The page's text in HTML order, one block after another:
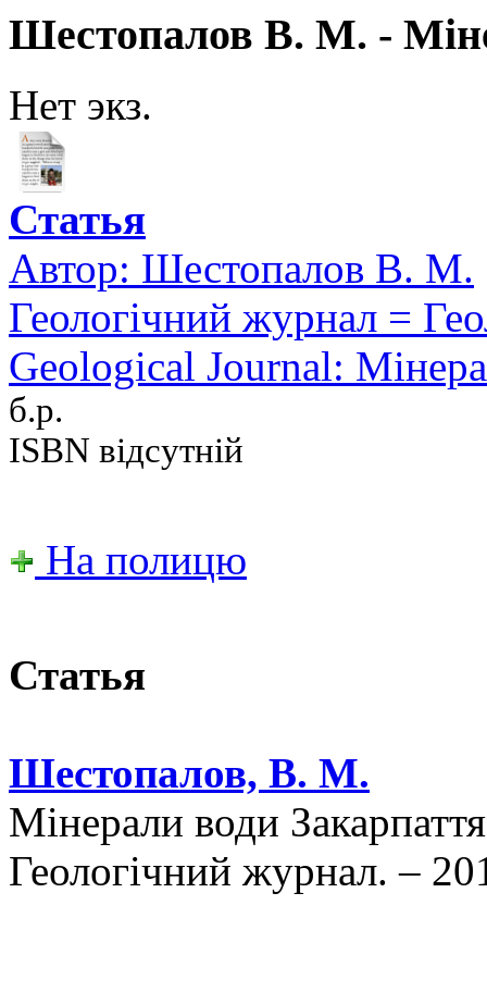
Шестопалов В. М. -
Нет экз.
Статья
Автор: Шестопалов В. М.
Геологічний журнал =
Geological Journal:
б.р.
ISBN відсутній
На полицю
Статья
Шестопалов, В. М.
Мінерали води
Геологічний журнал. –